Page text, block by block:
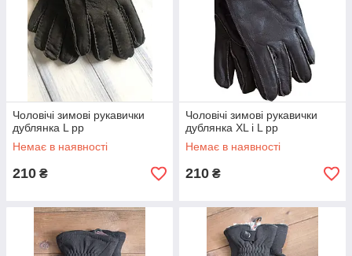
Чоловічі зимові рукавички
дублянка L рр
Немає в наявності
210 ₴
Чоловічі зимові рукавички
дублянка XL і L рр
Немає в наявності
210 ₴